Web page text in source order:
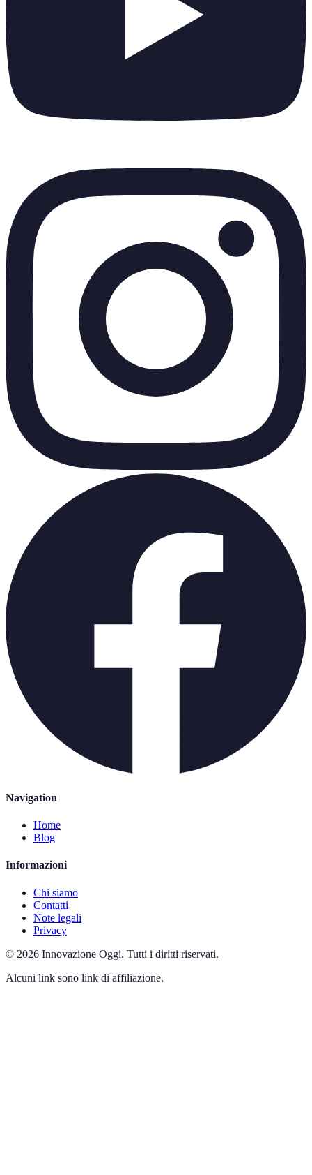
Navigation
Home
Blog
Informazioni
Chi siamo
Contatti
Note legali
Privacy
© 2026 Innovazione Oggi. Tutti i diritti riservati.
Alcuni link sono link di affiliazione.